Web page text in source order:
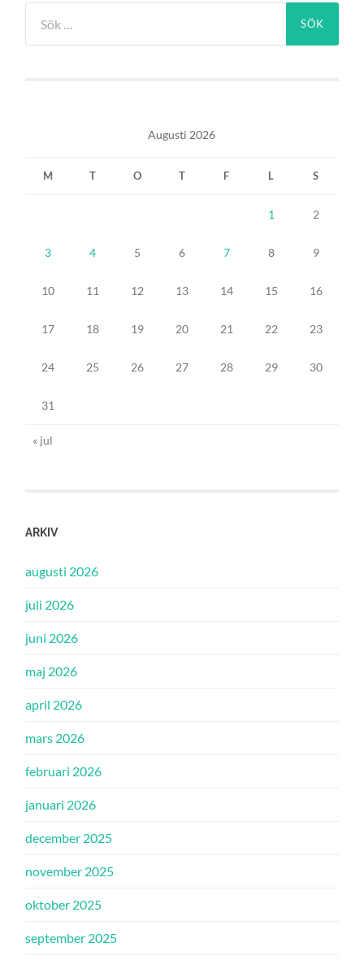
efter:
Augusti 2026
M T O T F L S
1 2
3 4 5 6 7 8 9
10 11 12 13 14 15 16
17 18 19 20 21 22 23
24 25 26 27 28 29 30
31
« jul
ARKIV
augusti 2026
juli 2026
juni 2026
maj 2026
april 2026
mars 2026
februari 2026
januari 2026
december 2025
november 2025
oktober 2025
september 2025